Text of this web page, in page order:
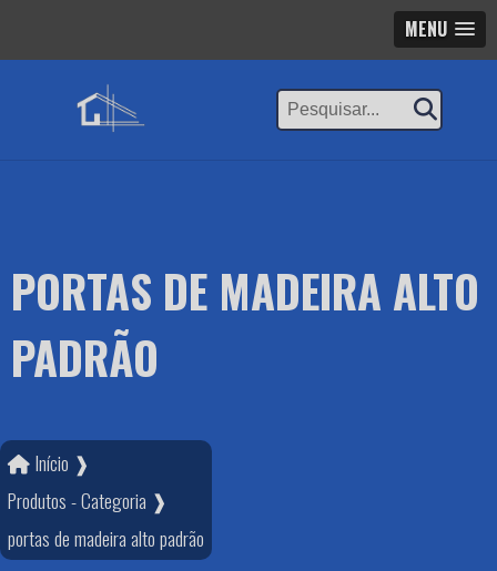
MENU
PORTAS DE MADEIRA ALTO
PADRÃO
Início ❱
Produtos - Categoria ❱
portas de madeira alto padrão